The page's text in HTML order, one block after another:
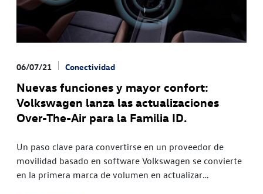
06/07/21 Conectividad
Nuevas funciones y mayor confort:
Volkswagen lanza las actualizaciones
Over-The-Air para la Familia ID.
Un paso clave para convertirse en un proveedor de
movilidad basado en software Volkswagen se convierte
en la primera marca de volumen en actualizar